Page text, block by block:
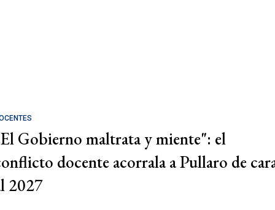
Gobierno maltrata y miente": el
docente acorrala a Pullaro de
2027